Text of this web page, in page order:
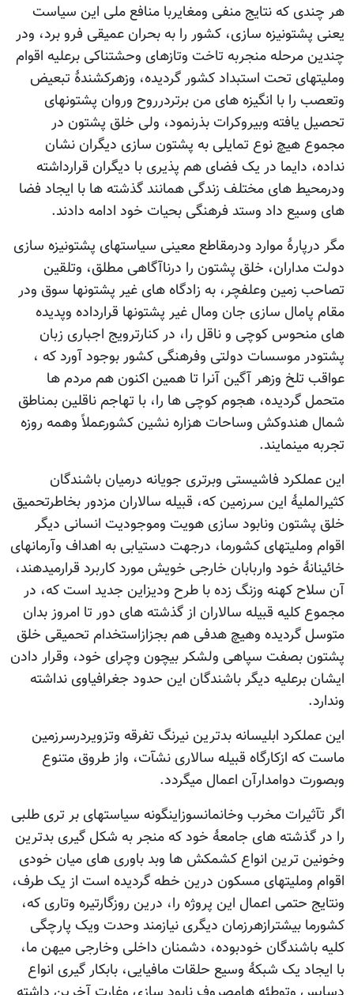
که نتایج منفی ومغایربا منافع ملی این سیاست
سازی، کشور را به بحران عمیقی فرو برد، ودر
منجربه تاخت وتازهای وحشتناکی برعلیه اقوام
تحت استبداد کشور گردیده، وزهرکشندۀ تبعیض
با انگیزه های من برتردرروح وروان پشتونهای
وبیروکرات بذرنمود، ولی خلق پشتون در
نوع تمایلی به پشتون سازی دیگران نشان
دایما در یک فضای هم پذیری با دیگران قرارداشته
های مختلف زندگی همانند گذشته ها با ایجاد فضا
داد وستد فرهنگی بحیات خود ادامه دادند.
موارد ودرمقاطع معینی سیاستهای پشتونیزه سازی
خلق پشتون را درناآگاهی مطلق، وتلقین
وعلفچر، به زادگاه های غیر پشتونها سوق ودر
سازی جان ومال غیر پشتونها قرارداده وپدیده
کوچی و ناقل را، در کنارترویج اجباری زبان
موسسات دولتی وفرهنگی کشور بوجود آورد که ،
وزهر آگین آنرا تا همین اکنون هم مردم ها
هجوم کوچی ها را، با تهاجم ناقلین بمناطق
وساحات هزاره نشین کشورعملاً وهمه روزه
فاشیستی وبرتری جویانه درمیان باشندگان
این سرزمین که، قبیله سالاران مزدور بخاطرتحمیق
ونابود سازی هویت وموجودیت انسانی دیگر
کشورما، درجهت دستیابی به اهداف وآرمانهای
خود واربابان خارجی خویش مورد کاربرد قرارمیدهند،
کهنه وزنگ زده با طرح ودیزاین جدید است که، در
قبیله سالاران از گذشته های دور تا امروز بدان
گردیده وهیچ هدفی هم بجزازاستخدام تحمیقی خلق
بصفت سپاهی ولشکر بیچون وچرای خود، وقرار دادن
دیگر باشندگان این حدود جغرافیاوی نداشته
ابلیسانه بدترین نیرنگ تفرقه وتزویردرسرزمین
ازکارگاه قبیله سالاری نشآت، واز طروق متنوع
دوامدارآن اعمال میگردد.
مخرب وخانمانسوزاینگونه سیاستهای بر تری طلبی
های جامعۀ خود که منجر به شکل گیری بدترین
ترین انواع کشمکش ها وبد باوری های میان خودی
وملیتهای مسکون درین خطه گردیده است از یک طرف،
حتمی اعمال این پروژه را، درین روزگارتیره وتاری که،
بیشترازهرزمان دیگری نیازمند وحدت ویک پارچگی
خودبوده، دشمنان داخلی وخارجی میهن ما،
یک شبکۀ وسیع حلقات مافیایی، بابکار گیری انواع